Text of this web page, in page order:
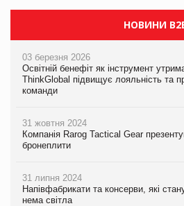
НОВИНИ
03 березня 2026
Освітній бенефіт як інструмент
ThinkGlobal підвищує лояльність та
команди
31 жовтня 2024
Компанія Rarog Tactical Gear
бронеплити
31 липня 2024
Напівфабрикати та консерви, які
нема світла